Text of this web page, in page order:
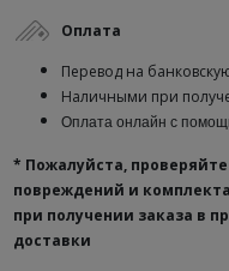
Оплата
Перевод на
Наличными при
Оплата онлайн с
* Пожалуйста,
повреждений и
при получении заказа в
доставки